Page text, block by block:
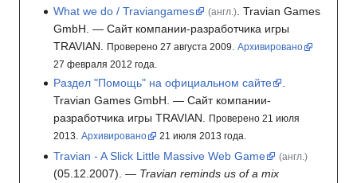
What we do / Traviangames (англ.). Travian Games
GmbH. — Сайт компании-разработчика игры
TRAVIAN. Проверено 27 августа 2009. Архивировано
27 февраля 2012 года.
Раздел "Помощь" на официальном сайте
Travian Games GmbH. — Сайт компании-
разработчика игры TRAVIAN.
Проверено 21 июля
2013. Архивировано 21 июля 2013 года.
Travian - A Slick Little Massive Web Game (англ.)
(05.12.2007). — Travian reminds us of a mix